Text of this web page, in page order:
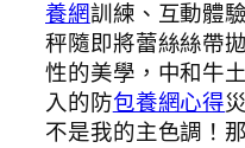
養網訓練、互動體
秤隨即將蕾絲絲帶
性的美學，中和牛
入的防包養網心得
不是我的主色調！